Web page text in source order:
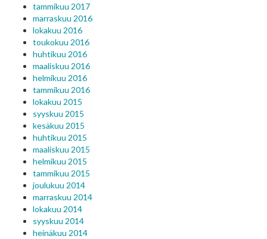
tammikuu 2017
marraskuu 2016
lokakuu 2016
toukokuu 2016
huhtikuu 2016
maaliskuu 2016
helmikuu 2016
tammikuu 2016
lokakuu 2015
syyskuu 2015
kesäkuu 2015
huhtikuu 2015
maaliskuu 2015
helmikuu 2015
tammikuu 2015
joulukuu 2014
marraskuu 2014
lokakuu 2014
syyskuu 2014
heinäkuu 2014